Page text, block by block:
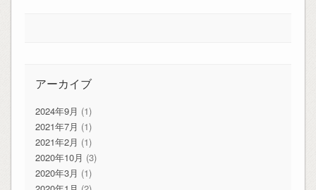
アーカイブ
2024年9月 (1)
2021年7月 (1)
2021年2月 (1)
2020年10月 (3)
2020年3月 (1)